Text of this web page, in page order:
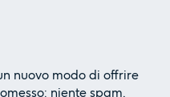
nuovo modo di offrire
niente spam,